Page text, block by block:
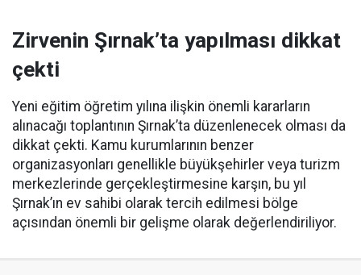
Zirvenin Şırnak’ta yapılması dikkat
çekti
Yeni eğitim öğretim yılına ilişkin önemli kararların
alınacağı toplantının Şırnak’ta düzenlenecek olması da
dikkat çekti. Kamu kurumlarının benzer
organizasyonları genellikle büyükşehirler veya turizm
merkezlerinde gerçekleştirmesine karşın, bu yıl
Şırnak’ın ev sahibi olarak tercih edilmesi bölge
açısından önemli bir gelişme olarak değerlendiriliyor.